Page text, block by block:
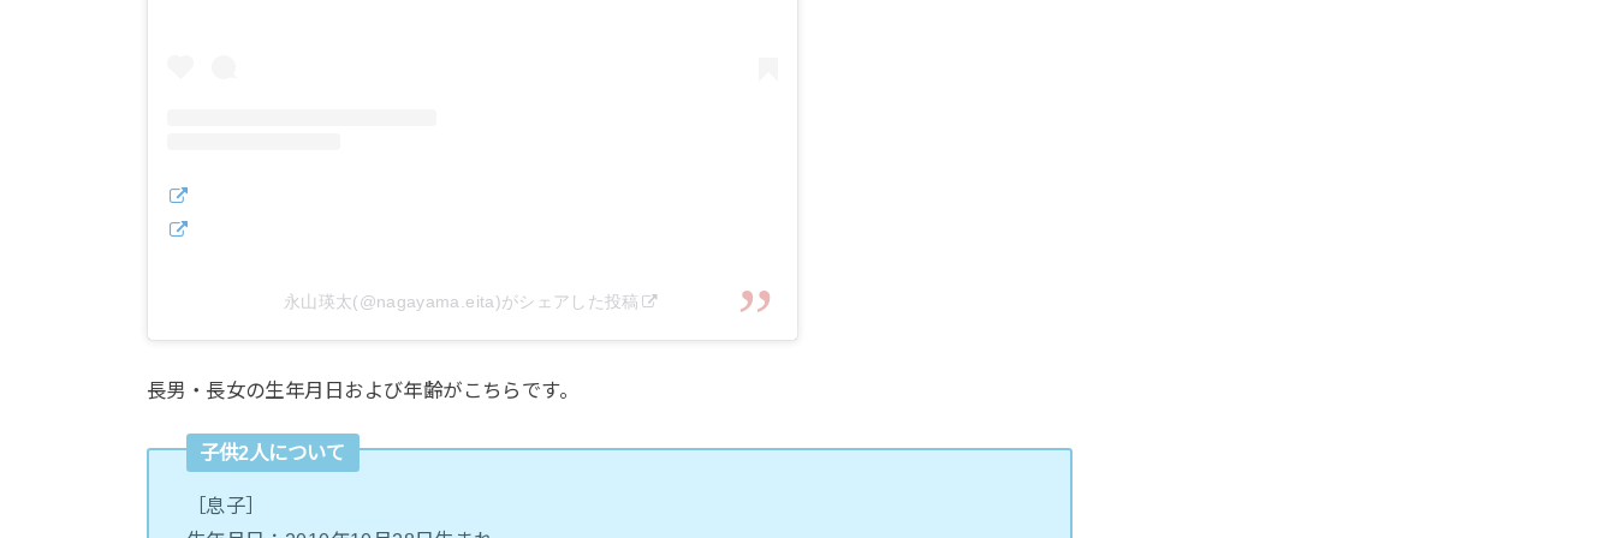
永山瑛太(@nagayama.eita)がシェアした投稿
長男・長女の生年月日および年齢がこちらです。
子供2人について
［息子］